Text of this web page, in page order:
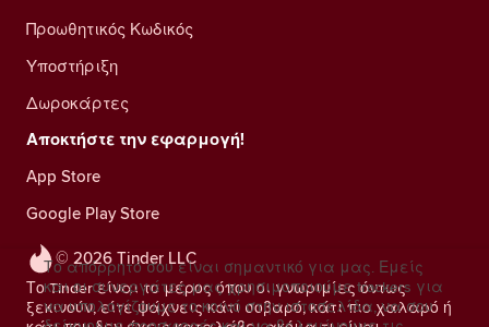
© 2026 Tinder LLC
Το Tinder είναι το μέρος όπου οι γνωριμίες όντως
ξεκινούν, είτε ψάχνεις κάτι σοβαρό, κάτι πιο χαλαρό ή
Προωθητικός Κωδικός
Υποστήριξη
Δωροκάρτες
Αποκτήστε την εφαρμογή!
App Store
Google Play Store
Το απόρρητό σου είναι σημαντικό για μας. Εμείς
και οι συνεργάτες μας χρησιμοποιούμε trackers για
να υπολογίζουμε το κοινό στην ιστοσελίδα, να σου